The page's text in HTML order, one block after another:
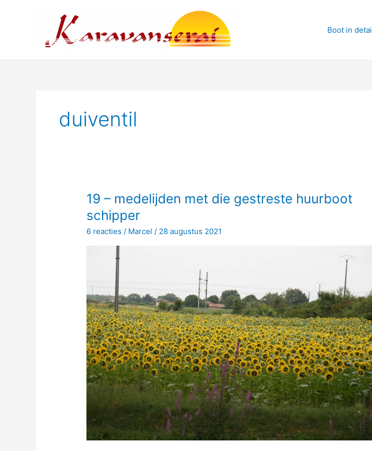
Boot in
duiventil
19 – medelijden met die gestreste huurboot
schipper
6 reacties / Marcel/ 28 augustus 2021